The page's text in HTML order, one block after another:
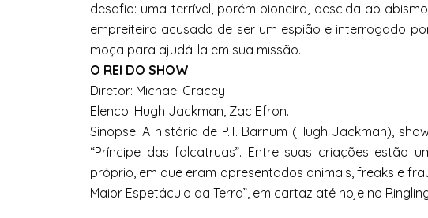
desafio: uma terrível, porém pioneira, descida ao
empreiteiro acusado de ser um espião e interrogado
moça para ajudá-la em sua missão.
O REI DO SHOW
Diretor: Michael Gracey
Elenco: Hugh Jackman, Zac Efron.
Sinopse: A história de P.T. Barnum (Hugh Jackman),
“Príncipe das falcatruas”. Entre suas criações estão
próprio, em que eram apresentados animais, freaks e
Maior Espetáculo da Terra”, em cartaz até hoje no